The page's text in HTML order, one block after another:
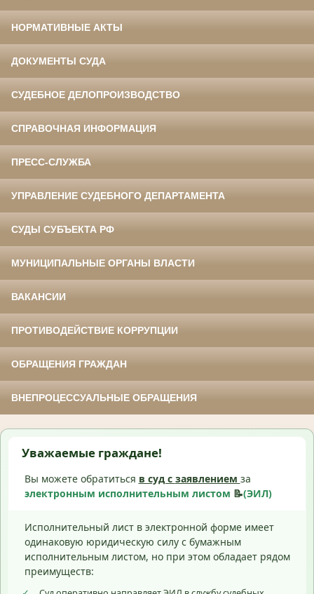
НОРМАТИВНЫЕ АКТЫ
ДОКУМЕНТЫ СУДА
СУДЕБНОЕ ДЕЛОПРОИЗВОДСТВО
СПРАВОЧНАЯ ИНФОРМАЦИЯ
ПРЕСС-СЛУЖБА
УПРАВЛЕНИЕ СУДЕБНОГО ДЕПАРТАМЕНТА
СУДЫ СУБЪЕКТА РФ
МУНИЦИПАЛЬНЫЕ ОРГАНЫ ВЛАСТИ
ВАКАНСИИ
ПРОТИВОДЕЙСТВИЕ КОРРУПЦИИ
ОБРАЩЕНИЯ ГРАЖДАН
ВНЕПРОЦЕССУАЛЬНЫЕ ОБРАЩЕНИЯ
Уважаемые граждане!
Вы можете обратиться в суд с заявлением за
электронным исполнительным листом 📝(ЭИЛ)
Исполнительный лист в электронной форме имеет
одинаковую юридическую силу с бумажным
исполнительным листом, но при этом обладает рядом
преимуществ: